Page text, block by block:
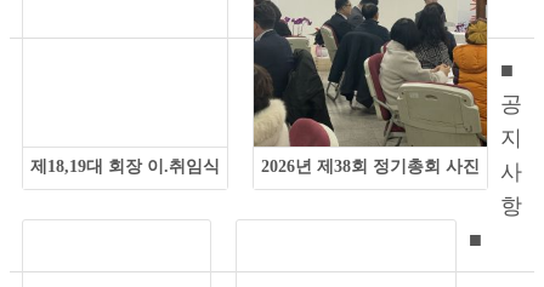
제18,19대 회장 이.취임식 2026년 제38회 정기총회 사진
■
공
지
사
항
■